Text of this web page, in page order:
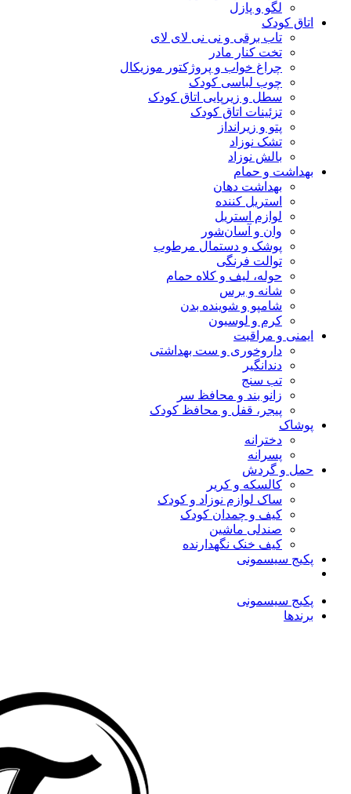
لگو و پازل
اتاق کودک
تاب برقی و نی نی لای لای
تخت کنار مادر
چراغ خواب و پروژکتور موزیکال
چوب لباسی کودک
سطل و زیرپایی اتاق کودک
تزئینات اتاق کودک
پتو و زیرانداز
تشک نوزاد
بالش نوزاد
بهداشت و حمام
بهداشت دهان
استریل کننده
لوازم استریل
وان و آسان‌شور
پوشک و دستمال مرطوب
توالت فرنگی
حوله، لیف و کلاه حمام
شانه و برس
شامپو و شوینده بدن
کرم و لوسیون
ایمنی و مراقبت
داروخوری و ست بهداشتی
دندانگیر
تب‌ سنج
زانو بند و محافظ سر
پیجر، قفل و محافظ کودک
پوشاک
دخترانه
پسرانه
حمل و گردش
کالسکه و کریر
ساک لوازم نوزاد و کودک
کیف و چمدان کودک
صندلی ماشین
کیف خنک نگهدارنده
پکیج سیسمونی
پکیج سیسمونی
برندها